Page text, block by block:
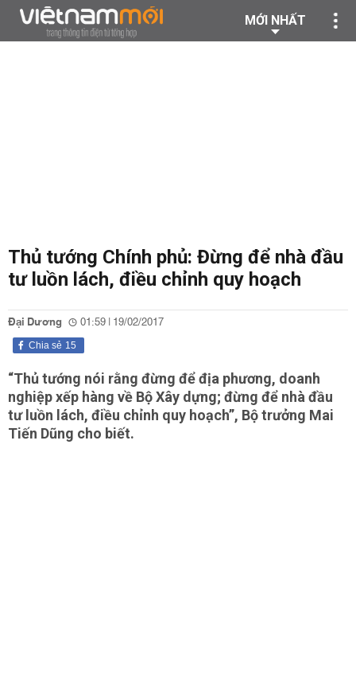
MỚI NHẤT
Thủ tướng Chính phủ: Đừng để nhà đầu
tư luồn lách, điều chỉnh quy hoạch
Đại Dương 01:59 | 19/02/2017
15
Chia sẻ
“Thủ tướng nói rằng đừng để địa phương, doanh
nghiệp xếp hàng về Bộ Xây dựng; đừng để nhà đầu
tư luồn lách, điều chỉnh quy hoạch”, Bộ trưởng Mai
Tiến Dũng cho biết.